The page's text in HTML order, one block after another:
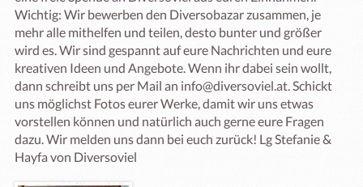
Wichtig: Wir bewerben den Diversobazar zusammen, je
mehr alle mithelfen und teilen, desto bunter und größer
wird es. Wir sind gespannt auf eure Nachrichten und eure
kreativen Ideen und Angebote. Wenn ihr dabei sein wollt,
dann schreibt uns per Mail an info@diversoviel.at. Schickt
uns möglichst Fotos eurer Werke, damit wir uns etwas
vorstellen können und natürlich auch gerne eure Fragen
dazu. Wir melden uns dann bei euch zurück! Lg Stefanie &
Hayfa von Diversoviel